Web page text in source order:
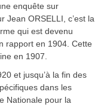
enquête sur
Jean ORSELLI, c’est la
qui est devenu
rapport en 1904. Cette
en 1907.
et jusqu’à la fin des
dans les
Nationale pour la